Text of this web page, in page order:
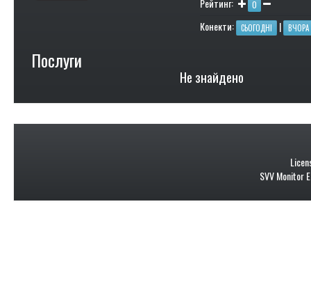
Рейтинг:
0
Конекти: СЬОГОДНІ | ВЧОРА
Послуги
Не знайдено
SVV Monitor